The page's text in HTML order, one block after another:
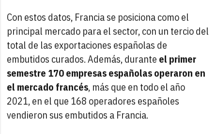
Con estos datos, Francia se posiciona como el
principal mercado para el sector, con un tercio del
total de las exportaciones españolas de
embutidos curados. Además, durante el primer
semestre 170 empresas españolas operaron en
el mercado francés, más que en todo el año
2021, en el que 168 operadores españoles
vendieron sus embutidos a Francia.